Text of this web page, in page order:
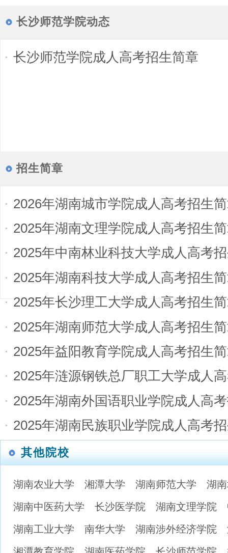
长沙师范学院动态
长沙师范学院成人高考招生简章
招生简章
2026年湖南城市学院成人高考招生
2025年湖南文理学院成人高考招生
2025年中南林业科技大学成人高考
2025年湖南科技大学成人高考招生
2025年长沙理工大学成人高考招生
2025年湖南师范大学成人高考招生
2025年益阳教育学院成人高考招生
2025年涟源钢铁总厂职工大学成人
2025年湖南外国语职业学院成人高
2025年湖南民族职业学院成人高考
其他院校
湖南农业大学 湘潭大学 湖南师范大学
湖
湖南中医药大学
长沙医学院 湖南文理学院
湖南工业大学
南华大学 湖南涉外经济学院